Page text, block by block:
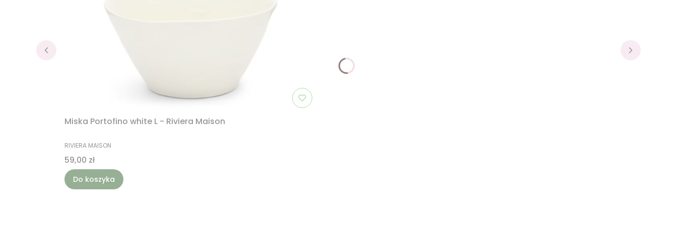
Miska Portofino white L - Riviera Maison
PRODUCENT
RIVIERA MAISON
Cena
59,00 zł
Do koszyka